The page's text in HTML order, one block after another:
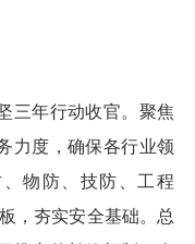
年行动收官。聚焦
力度，确保各行业领
物防、技防、工程
，夯实安全基础。总